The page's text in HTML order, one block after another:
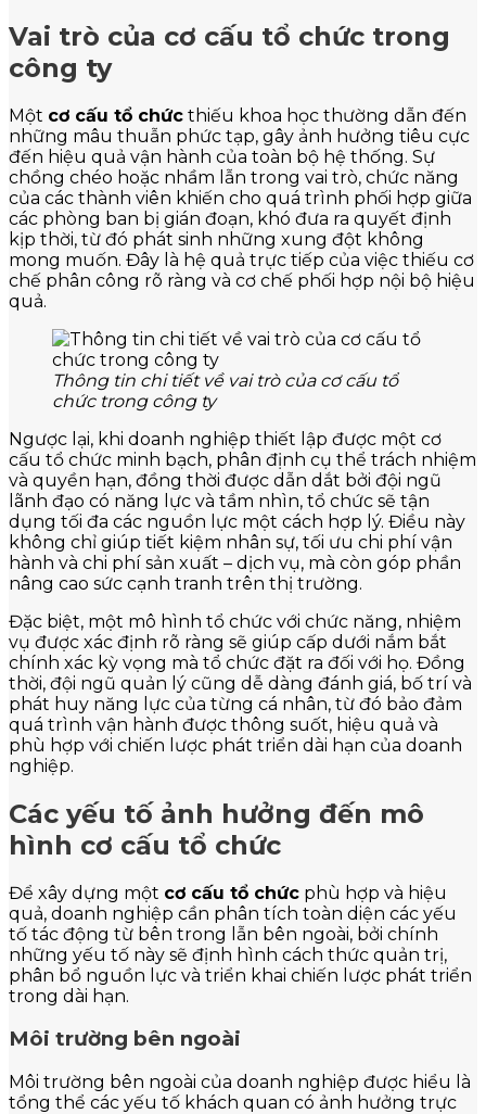
Vai trò của cơ cấu tổ chức trong
công ty
Một cơ cấu tổ chức thiếu khoa học thường dẫn đến
những mâu thuẫn phức tạp, gây ảnh hưởng tiêu cực
đến hiệu quả vận hành của toàn bộ hệ thống. Sự
chồng chéo hoặc nhầm lẫn trong vai trò, chức năng
của các thành viên khiến cho quá trình phối hợp giữa
các phòng ban bị gián đoạn, khó đưa ra quyết định
kịp thời, từ đó phát sinh những xung đột không
mong muốn. Đây là hệ quả trực tiếp của việc thiếu cơ
chế phân công rõ ràng và cơ chế phối hợp nội bộ hiệu
quả.
Thông tin chi tiết về vai trò của cơ cấu tổ
chức trong công ty
Ngược lại, khi doanh nghiệp thiết lập được một cơ
cấu tổ chức minh bạch, phân định cụ thể trách nhiệm
và quyền hạn, đồng thời được dẫn dắt bởi đội ngũ
lãnh đạo có năng lực và tầm nhìn, tổ chức sẽ tận
dụng tối đa các nguồn lực một cách hợp lý. Điều này
không chỉ giúp tiết kiệm nhân sự, tối ưu chi phí vận
hành và chi phí sản xuất – dịch vụ, mà còn góp phần
nâng cao sức cạnh tranh trên thị trường.
Đặc biệt, một mô hình tổ chức với chức năng, nhiệm
vụ được xác định rõ ràng sẽ giúp cấp dưới nắm bắt
chính xác kỳ vọng mà tổ chức đặt ra đối với họ. Đồng
thời, đội ngũ quản lý cũng dễ dàng đánh giá, bố trí và
phát huy năng lực của từng cá nhân, từ đó bảo đảm
quá trình vận hành được thông suốt, hiệu quả và
phù hợp với chiến lược phát triển dài hạn của doanh
nghiệp.
Các yếu tố ảnh hưởng đến mô
hình cơ cấu tổ chức
Để xây dựng một cơ cấu tổ chức phù hợp và hiệu
quả, doanh nghiệp cần phân tích toàn diện các yếu
tố tác động từ bên trong lẫn bên ngoài, bởi chính
những yếu tố này sẽ định hình cách thức quản trị,
phân bổ nguồn lực và triển khai chiến lược phát triển
trong dài hạn.
Môi trường bên ngoài
Môi trường bên ngoài của doanh nghiệp được hiểu là
tổng thể các yếu tố khách quan có ảnh hưởng trực